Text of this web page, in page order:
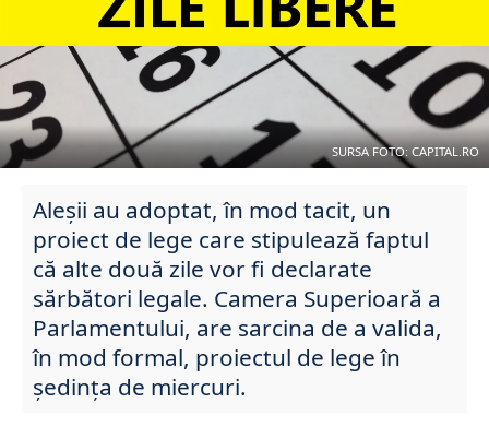
SURSA FOTO: CAPITAL.RO
Aleșii au adoptat, în mod tacit, un
proiect de lege care stipulează faptul
că alte două zile vor fi declarate
sărbători legale. Camera Superioară a
Parlamentului, are sarcina de a valida,
în mod formal, proiectul de lege în
ședința de miercuri.